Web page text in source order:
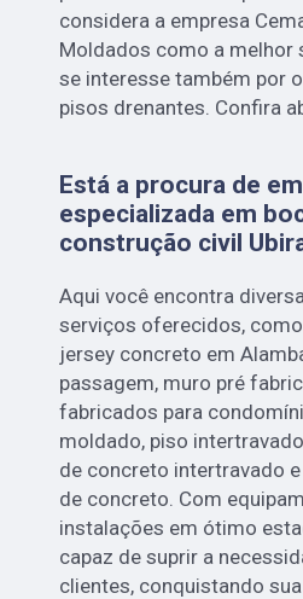
considera a empresa
Moldados como a melhor
se interesse também por
pisos drenantes. Confira
Está a procura de
especializada em
construção civil
Aqui você encontra
serviços oferecidos,
jersey concreto em
passagem, muro pré
fabricados para
moldado, piso
de concreto intertravado
de concreto. Com
instalações em ótimo
capaz de suprir a
clientes, conquistando